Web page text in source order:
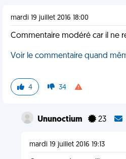
mardi 19 juillet 2016 18:00
Commentaire modéré car il ne
Voir le commentaire quand
4 34
Ununoctium 23
mardi 19 juillet 2016 19:13